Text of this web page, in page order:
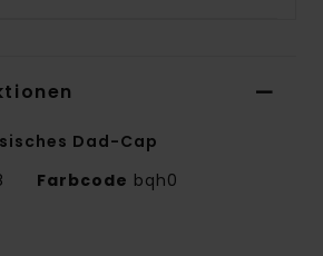
Dad-Cap
Farbcode bqh0